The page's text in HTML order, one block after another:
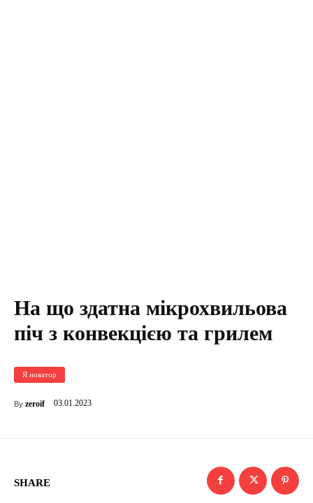
На що здатна мікрохвильова
піч з конвекцією та грилем
Я новатор
By zeroif 03.01.2023
SHARE